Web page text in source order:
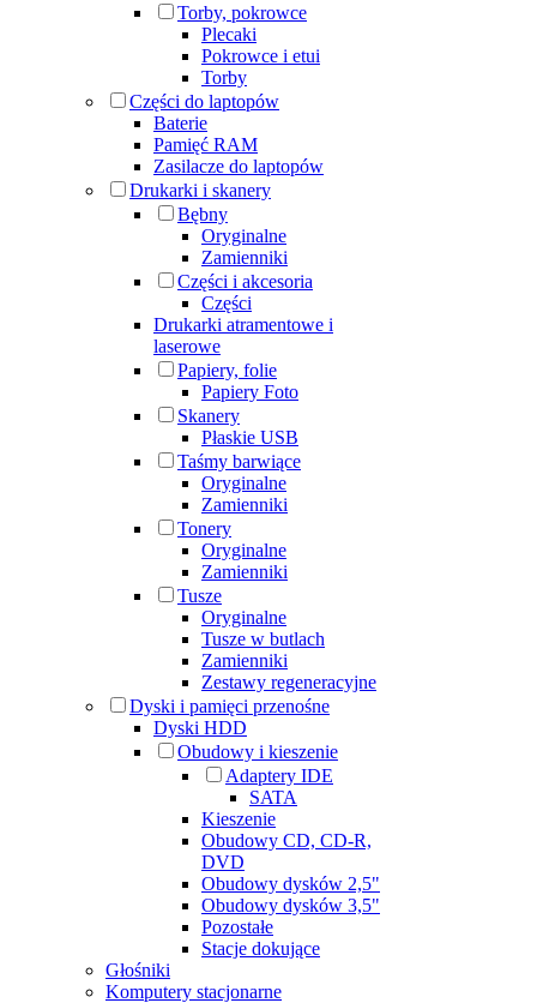
Torby, pokrowce
Plecaki
Pokrowce i etui
Torby
Części do laptopów
Baterie
Pamięć RAM
Zasilacze do laptopów
Drukarki i skanery
Bębny
Oryginalne
Zamienniki
Części i akcesoria
Części
Drukarki atramentowe i
laserowe
Papiery, folie
Papiery Foto
Skanery
Płaskie USB
Taśmy barwiące
Oryginalne
Zamienniki
Tonery
Oryginalne
Zamienniki
Tusze
Oryginalne
Tusze w butlach
Zamienniki
Zestawy regeneracyjne
Dyski i pamięci przenośne
Dyski HDD
Obudowy i kieszenie
Adaptery IDE
SATA
Kieszenie
Obudowy CD, CD-R,
DVD
Obudowy dysków 2,5"
Obudowy dysków 3,5"
Pozostałe
Stacje dokujące
Głośniki
Komputery stacjonarne